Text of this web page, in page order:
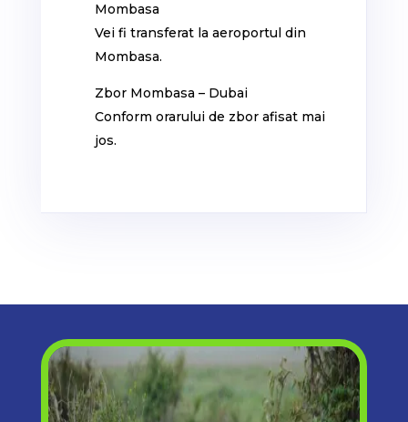
Mombasa
Vei fi transferat la aeroportul din
Mombasa.
Zbor Mombasa – Dubai
Conform orarului de zbor afisat mai
jos.